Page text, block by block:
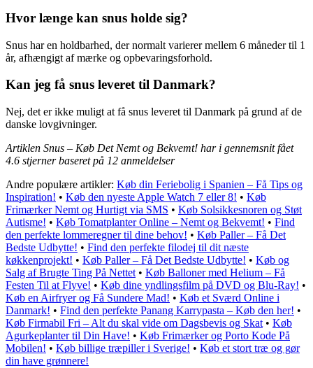
Hvor længe kan snus holde sig?
Snus har en holdbarhed, der normalt varierer mellem 6 måneder til 1
år, afhængigt af mærke og opbevaringsforhold.
Kan jeg få snus leveret til Danmark?
Nej, det er ikke muligt at få snus leveret til Danmark på grund af de
danske lovgivninger.
Artiklen Snus – Køb Det Nemt og Bekvemt! har i gennemsnit fået
4.6 stjerner baseret på 12 anmeldelser
Andre populære artikler: Køb din Feriebolig i Spanien – Få Tips og
Inspiration! • Køb den nyeste Apple Watch 7 eller 8! • Køb
Frimærker Nemt og Hurtigt via SMS • Køb Solsikkesnoren og Støt
Autisme! • Køb Tomatplanter Online – Nemt og Bekvemt! • Find
den perfekte lommeregner til dine behov! • Køb Paller – Få Det
Bedste Udbytte! • Find den perfekte filodej til dit næste
køkkenprojekt! • Køb Paller – Få Det Bedste Udbytte! • Køb og
Salg af Brugte Ting På Nettet • Køb Balloner med Helium – Få
Festen Til at Flyve! • Køb dine yndlingsfilm på DVD og Blu-Ray! •
Køb en Airfryer og Få Sundere Mad! • Køb et Sværd Online i
Danmark! • Find den perfekte Panang Karrypasta – Køb den her! •
Køb Firmabil Fri – Alt du skal vide om Dagsbevis og Skat • Køb
Agurkeplanter til Din Have! • Køb Frimærker og Porto Kode På
Mobilen! • Køb billige træpiller i Sverige! • Køb et stort træ og gør
din have grønnere!